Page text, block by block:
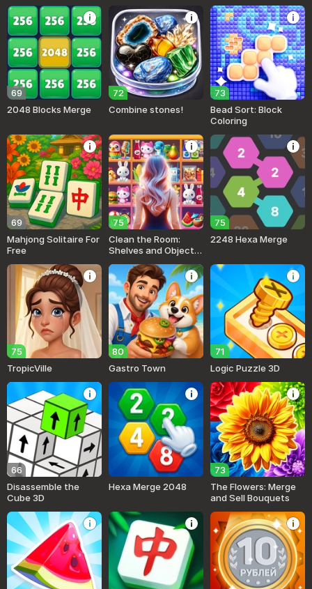
69
2048 Blocks Merge
72
Combine stones!
73
Bead Sort: Block
Coloring
69
Mahjong Solitaire For
Free
75
Clean the Room:
Shelves and Objects
75
2248 Hexa Merge
75
TropicVille
80
Gastro Town
71
Logic Puzzle 3D
66
Disassemble the
Cube 3D
Hexa Merge 2048
73
The Flowers: Merge
and Sell Bouquets